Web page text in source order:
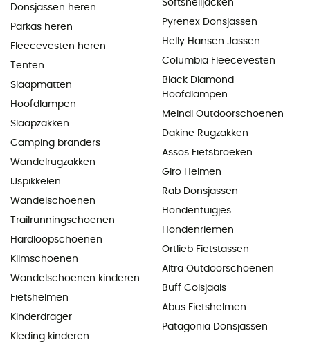
Donsjassen heren
Parkas heren
Fleecevesten heren
Tenten
Slaapmatten
Hoofdlampen
Slaapzakken
Camping branders
Wandelrugzakken
IJspikkelen
Wandelschoenen
Trailrunningschoenen
Hardloopschoenen
Klimschoenen
Wandelschoenen kinderen
Fietshelmen
Kinderdrager
Kleding kinderen
Softshelljacken
Pyrenex Donsjassen
Helly Hansen Jassen
Columbia Fleecevesten
Black Diamond
Hoofdlampen
Meindl Outdoorschoenen
Dakine Rugzakken
Assos Fietsbroeken
Giro Helmen
Rab Donsjassen
Hondentuigjes
Hondenriemen
Ortlieb Fietstassen
Altra Outdoorschoenen
Buff Colsjaals
Abus Fietshelmen
Patagonia Donsjassen